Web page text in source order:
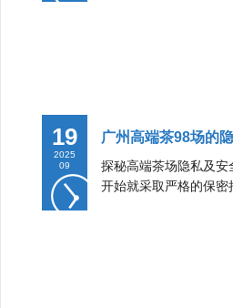
19
2025
09
广州高端茶98场的
探秘高端茶场隐私及
开始就采取严格的保密